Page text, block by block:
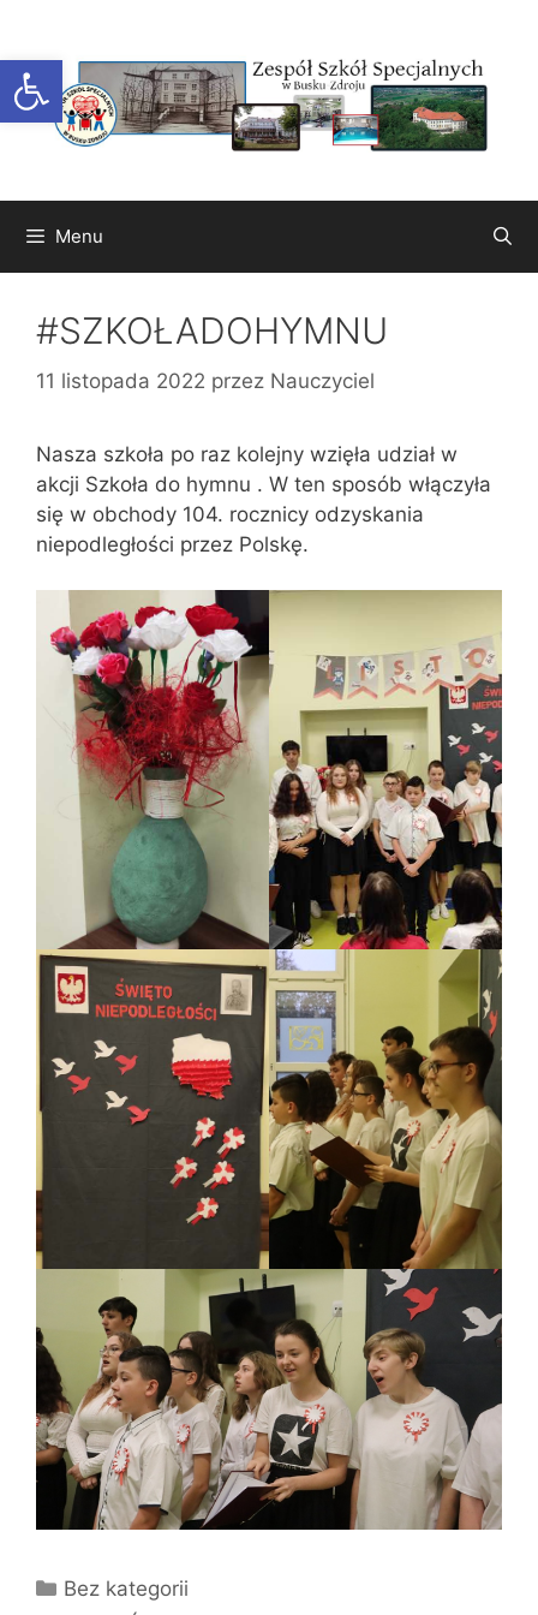
Otwórz pasek narzędzi
treści
Menu
#SZKOŁADOHYMNU
11 listopada 2022 przez Nauczyciel
Nasza szkoła po raz kolejny wzięła udział w
akcji Szkoła do hymnu . W ten sposób włączyła
się w obchody 104. rocznicy odzyskania
niepodległości przez Polskę.
Kategorie
Bez kategorii